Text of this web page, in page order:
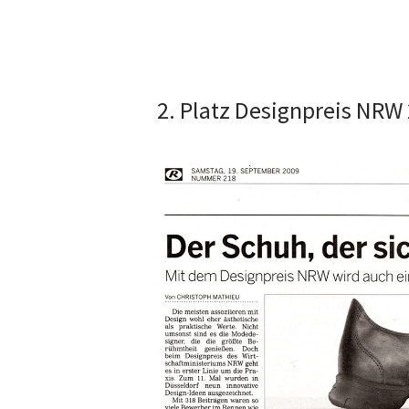
2. Platz Designpreis NRW